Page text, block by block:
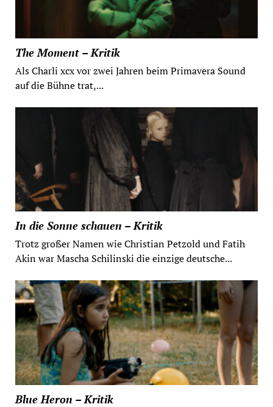
The Moment – Kritik
Als Charli xcx vor zwei Jahren beim Primavera Sound
auf die Bühne trat,...
In die Sonne schauen – Kritik
Trotz großer Namen wie Christian Petzold und Fatih
Akin war Mascha Schilinski die einzige deutsche...
Blue Heron – Kritik